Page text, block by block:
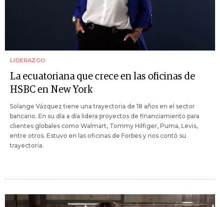
LIDERAZGO
La ecuatoriana que crece en las oficinas de
HSBC en New York
Solange Vázquez tiene una trayectoria de 18 años en el sector
bancario. En su día a día lidera proyectos de financiamiento para
clientes globales como Walmart, Tommy Hilfiger, Puma, Levis,
entre otros. Estuvo en las oficinas de Forbes y nos contó su
trayectoria.